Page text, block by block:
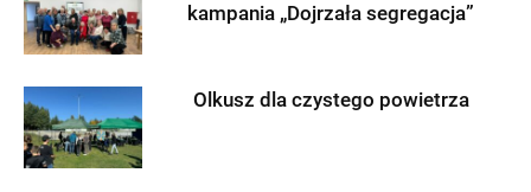
kampania „Dojrzała segregacja”
Olkusz dla czystego powietrza